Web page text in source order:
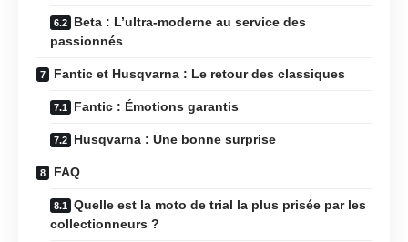
Beta : L’ultra-moderne au service des
passionnés
Fantic et Husqvarna : Le retour des classiques
Fantic : Émotions garantis
Husqvarna : Une bonne surprise
FAQ
Quelle est la moto de trial la plus prisée par les
collectionneurs ?